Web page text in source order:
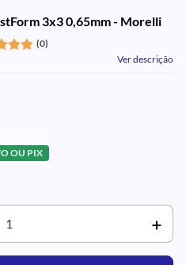
3x3 0,65mm - Morelli
(0)
Ver descrição
OU PIX